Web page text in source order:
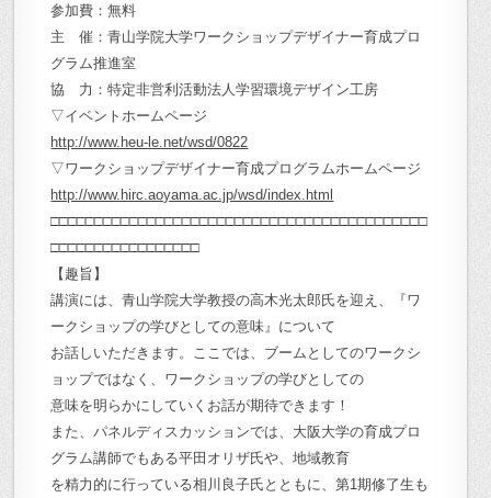
参加費：無料
主 催：青山学院大学ワークショップデザイナー育成プロ
グラム推進室
協 力：特定非営利活動法人学習環境デザイン工房
▽イベントホームページ
http://www.heu-le.net/wsd/0822
▽ワークショップデザイナー育成プログラムホームページ
http://www.hirc.aoyama.ac.jp/wsd/index.html
□□□□□□□□□□□□□□□□□□□□□□□□□□□□□□□□□□□□□□□□□□□
□□□□□□□□□□□□□□□□□
【趣旨】
講演には、青山学院大学教授の高木光太郎氏を迎え、『ワ
ークショップの学びとしての意味』について
お話しいただきます。ここでは、ブームとしてのワークシ
ョップではなく、ワークショップの学びとしての
意味を明らかにしていくお話が期待できます！
また、パネルディスカッションでは、大阪大学の育成プロ
グラム講師でもある平田オリザ氏や、地域教育
を精力的に行っている相川良子氏とともに、第1期修了生も